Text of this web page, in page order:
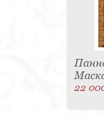
22